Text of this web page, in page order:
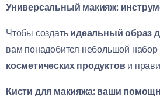
Универсальный макияж:
Чтобы создатьидеальный образ
вам понадобится небольшой набор
косметических продуктови
Кисти для макияжа: ваши